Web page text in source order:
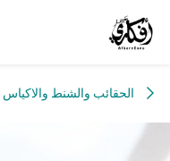
الحقائب والشنط والاكياس